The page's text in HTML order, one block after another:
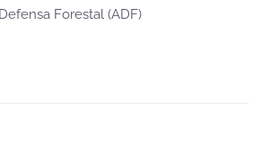
Forestal (ADF)